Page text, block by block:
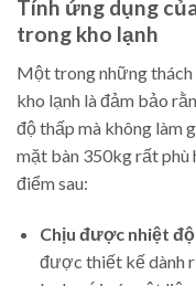
Tính ứng dụng
trong kho lạnh
Một trong những
kho lạnh là đảm bảo
độ thấp mà không làm
mặt bàn 350kg rất
điểm sau:
Chịu được nhiệt
được thiết kế dành